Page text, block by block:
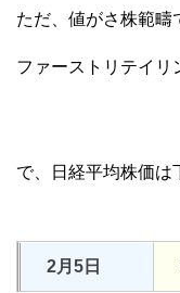
ただ、値がさ株範疇
ファーストリテイリ
で、日経平均株価は
2月5日